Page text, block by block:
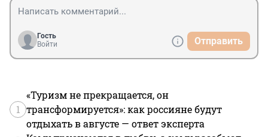
Гость
Войти
Отправить
1
«Туризм не прекращается, он
трансформируется»: как россияне будут
отдыхать в августе — ответ эксперта